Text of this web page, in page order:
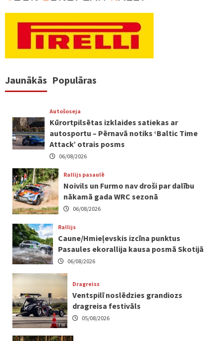
Jaunākās Populāras
Autošoseja
Kūrortpilsētas izklaides satiekas ar
autosportu – Pērnavā notiks ‘Baltic Time
Attack’ otrais posms
06/08/2026
Rallijs pasaulē
Noivils un Furmo nav droši par dalību
nākamā gada WRC sezonā
06/08/2026
Rallijs
Caune/Hmieļevskis izcīna punktus
Pasaules ekorallija kausa posmā Skotijā
06/08/2026
Dragreiss
Ventspilī noslēdzies grandiozs
dragreisa festivāls
05/08/2026